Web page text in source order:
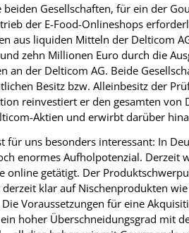
Gesellschaften, für ein der
der E-Food-Onlineshops
aus liquiden Mitteln der Delticom
zehn Millionen Euro durch die
an der Delticom AG. Beide
Besitz bzw. Alleinbesitz der
reinvestiert er den gesamten
Aktien und erwirbt darüber
für uns besonders interessant: In
enormes Aufholpotenzial. Derzeit
online getätigt. Der
klar auf Nischenprodukten
Voraussetzungen für eine
hoher Überschneidungsgrad mit